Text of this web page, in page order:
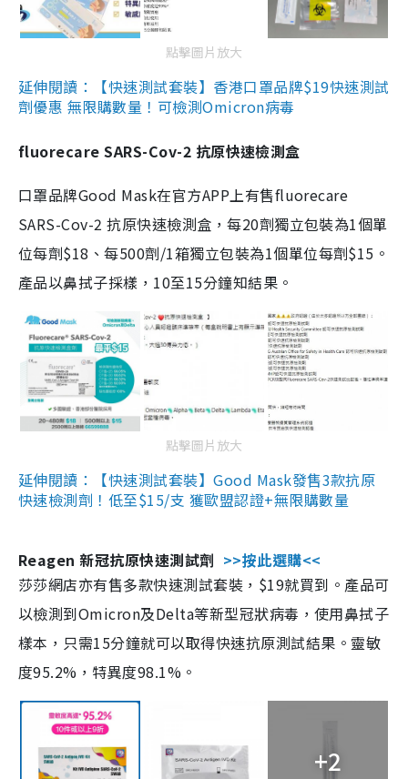
點擊圖片放大
延伸閱讀：【快速測試套裝】香港口罩品牌$19快速測試
劑優惠 無限購數量！可檢測Omicron病毒
fluorecare SARS-Cov-2 抗原快速檢測盒
口罩品牌Good Mask在官方APP上有售fluorecare
SARS-Cov-2 抗原快速檢測盒，每20劑獨立包裝為1個單
位每劑$18、每500劑/1箱獨立包裝為1個單位每劑$15。
產品以鼻拭子採樣，10至15分鐘知結果。
點擊圖片放大
延伸閱讀：【快速測試套裝】Good Mask發售3款抗原
快速檢測劑！低至$15/支 獲歐盟認證+無限購數量
Reagen 新冠抗原快速測試劑 >>按此選購<<
莎莎網店亦有售多款快速測試套裝，$19就買到。產品可
以檢測到Omicron及Delta等新型冠狀病毒，使用鼻拭子
樣本，只需15分鐘就可以取得快速抗原測試結果。靈敏
度95.2%，特異度98.1%。
+2